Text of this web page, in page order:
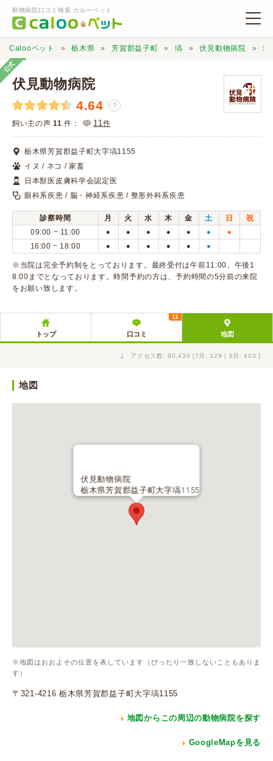
動物病院口コミ検索 カルーペット
動物病院検索
口コミ検索
Calooペットとは？
口コミ投稿
Calooペット 栃木県 芳賀郡益子町 塙 伏見動物病院 地
公式
伏見動物病院
4.64 ？
飼い主の声 11 件： 11件
栃木県芳賀郡益子町大字塙1155
イヌ / ネコ / 家畜
日本獣医皮膚科学会認定医
眼科系疾患 / 脳・神経系疾患 / 整形外科系疾患
診察時間 月 火 水 木 金 土 日
祝
09:00 ~ 11:00
● ● ● ● ● ● ●
16:00 ~ 18:00 ● ● ● ● ● ●
※​当院は完全予約制をとっております。最終受付は午前11:00、午後1
8:00までとなっております。時間予約の方は、予約時間の5分前の来院
をお願い致します。
トップ 口コミ
11
地図
↓ アクセス数: 90,436 [7月: 329 | 6月: 403 ]
地図
伏見動物病院
栃木県芳賀郡益子町大字塙1155
※地図はおおよその位置を表しています（ぴったり一致しないこともありま
す）
〒321-4216 栃木県芳賀郡益子町大字塙1155
地図からこの周辺の動物病院を探す
GoogleMapを見る